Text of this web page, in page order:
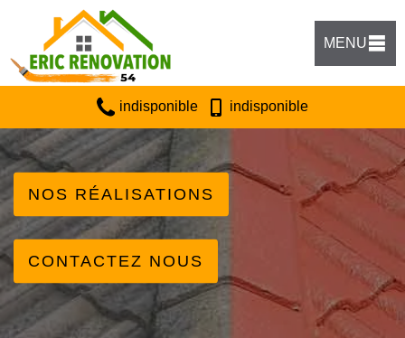
MENU
indisponible indisponible
NOS RÉALISATIONS
CONTACTEZ NOUS